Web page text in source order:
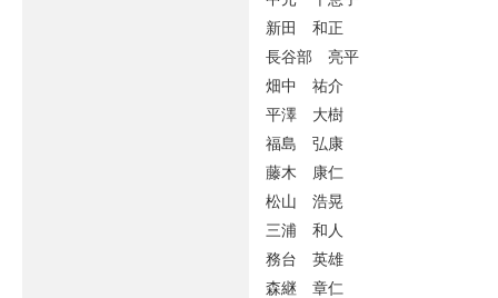
新田 和正
長谷部 亮平
畑中 祐介
平澤 大樹
福島 弘康
藤木 康仁
松山 浩晃
三浦 和人
務台 英雄
森継 章仁